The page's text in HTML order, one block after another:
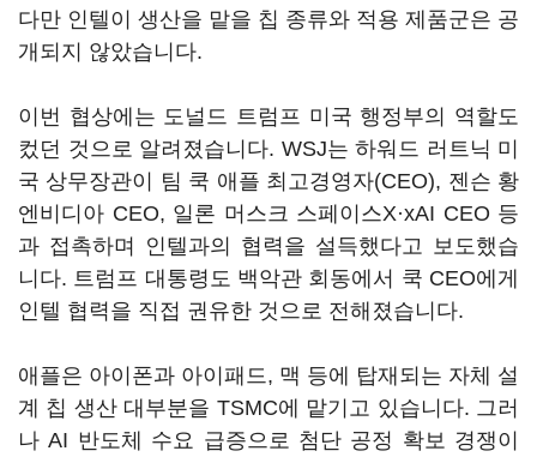
다만 인텔이 생산을 맡을 칩 종류와 적용 제품군은 공
개되지 않았습니다.
이번 협상에는 도널드 트럼프 미국 행정부의 역할도
컸던 것으로 알려졌습니다. WSJ는 하워드 러트닉 미
국 상무장관이 팀 쿡 애플 최고경영자(CEO), 젠슨 황
엔비디아 CEO, 일론 머스크 스페이스X·xAI CEO 등
과 접촉하며 인텔과의 협력을 설득했다고 보도했습
니다. 트럼프 대통령도 백악관 회동에서 쿡 CEO에게
인텔 협력을 직접 권유한 것으로 전해졌습니다.
애플은 아이폰과 아이패드, 맥 등에 탑재되는 자체 설
계 칩 생산 대부분을 TSMC에 맡기고 있습니다. 그러
나 AI 반도체 수요 급증으로 첨단 공정 확보 경쟁이